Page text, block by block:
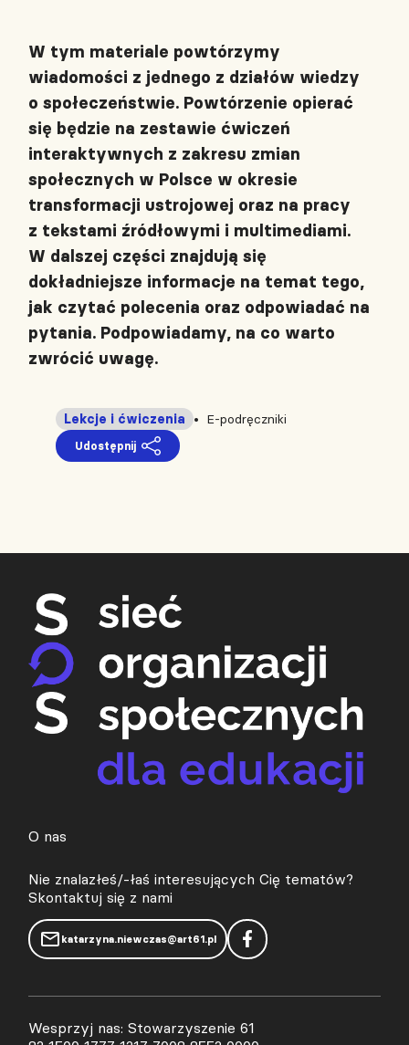
W tym materiale powtórzymy
wiadomości z jednego z działów wiedzy
o społeczeństwie. Powtórzenie opierać
się będzie na zestawie ćwiczeń
interaktywnych z zakresu zmian
społecznych w Polsce w okresie
transformacji ustrojowej oraz na pracy
z tekstami źródłowymi i multimediami.
W dalszej części znajdują się
dokładniejsze informacje na temat tego,
jak czytać polecenia oraz odpowiadać na
pytania. Podpowiadamy, na co warto
zwrócić uwagę.
E-podręczniki
Lekcje i ćwiczenia
Udostępnij
O nas
Nie znalazłeś/-łaś interesujących Cię tematów?
Skontaktuj się z nami
katarzyna.niewczas@art61.pl
Wesprzyj nas: Stowarzyszenie 61